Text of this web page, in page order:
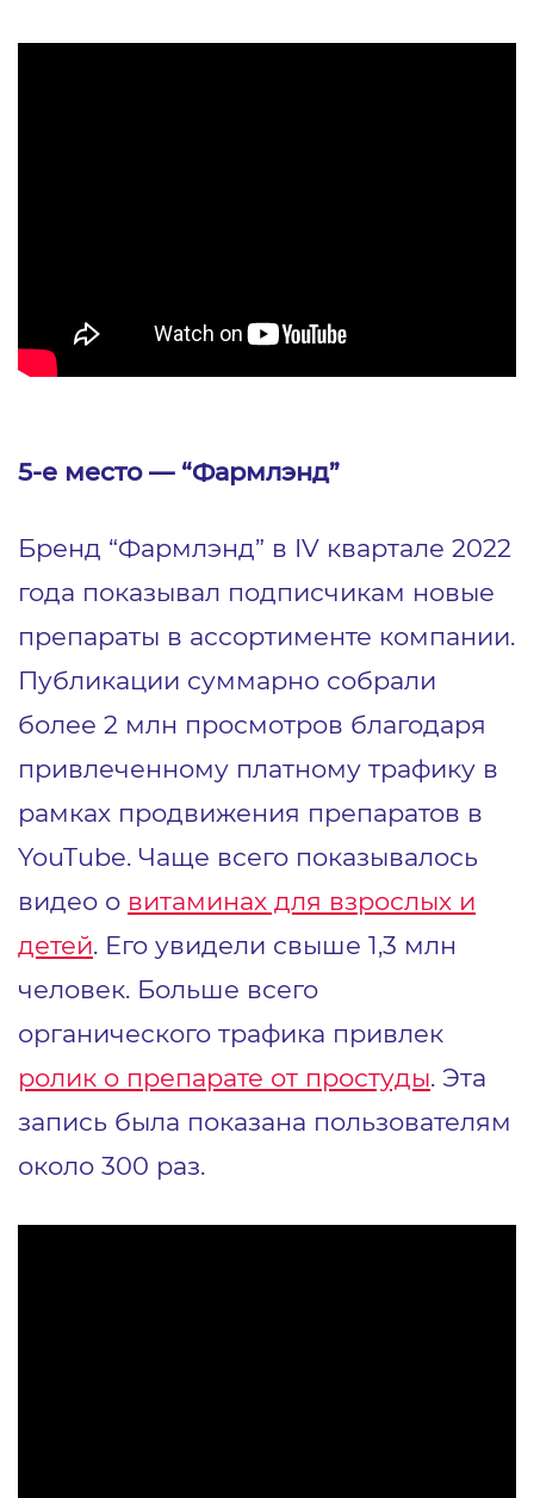
5-е место — “Фармлэнд”
Бренд “Фармлэнд” в IV квартале 2022
года показывал подписчикам новые
препараты в ассортименте компании.
Публикации суммарно собрали
более 2 млн просмотров благодаря
привлеченному платному трафику в
рамках продвижения препаратов в
YouTube. Чаще всего показывалось
видео о витаминах для взрослых и
детей. Его увидели свыше 1,3 млн
человек. Больше всего
органического трафика привлек
ролик о препарате от простуды. Эта
запись была показана пользователям
около 300 раз.